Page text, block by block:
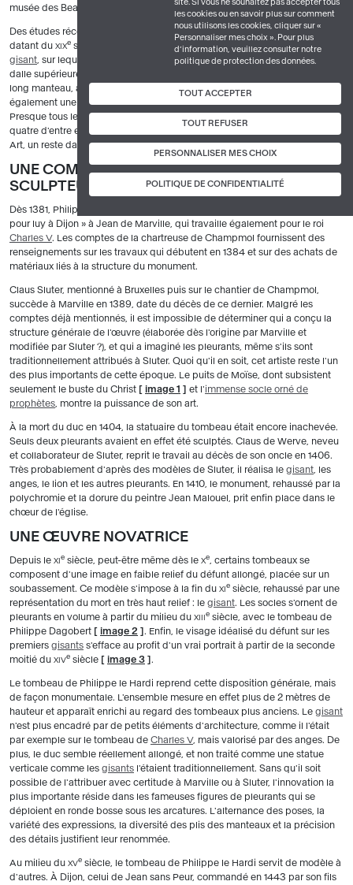
site. Si vous ne souhaitez pas accepter tous
les cookies ou en savoir plus sur comment
nous utilisons les cookies, cliquer sur «
Personnaliser mes choix ». Pour plus
d’information, veuillez consulter notre
politique de protection des données.
TOUT ACCEPTER
TOUT REFUSER
PERSONNALISER MES CHOIX
POLITIQUE DE CONFIDENTIALITÉ
musée des Beaux-Arts.
Des études récentes ont permis d'identifier les éléments des tombeaux
datant du XIXe siècle. Ainsi, pour celui de Philippe le Hardi, un nouveau
gisant , sur lequel ont été placées les mains anciennes, a pris place sur la
dalle supérieure : un peu plus grand que l'original, il n'est revêtu que d'un
long manteau, alors que des dessins anciens nous apprennent qu'il portait
également une armure. Les ailes des anges ont également été restituées.
Presque tous les pleurants ont réintégré leur place. Seuls sept manquent :
quatre d'entre eux appartiennent aux collections du Cleveland Museum of
Art, un reste dans une collection privée, et deux n'ont jamais été retrouvés.
UNE COMMANDE PASSÉE À TROIS
SCULPTEURS
Dès 1381, Philippe le Hardi passe commande d'une « sépulture d'albâtre
pour luy à Dijon » à Jean de Marville, qui travaille également pour le roi
Charles V. Les comptes de la chartreuse de Champmol fournissent des
renseignements sur les travaux qui débutent en 1384 et sur des achats de
matériaux liés à la structure du monument.
Claus Sluter, mentionné à Bruxelles puis sur le chantier de Champmol,
succède à Marville en 1389, date du décès de ce dernier. Malgré les
comptes déjà mentionnés, il est impossible de déterminer qui a conçu la
structure générale de l'œuvre (élaborée dès l'origine par Marville et
modifiée par Sluter ?), et qui a imaginé les pleurants, même s'ils sont
traditionnellement attribués à Sluter. Quoi qu'il en soit, cet artiste reste l'un
des plus importants de cette époque. Le puits de Moïse, dont subsistent
seulement le buste du Christ [ image 1 ] et l'immense socle orné de
prophètes , montre la puissance de son art.
À la mort du duc en 1404, la statuaire du tombeau était encore inachevée.
Seuls deux pleurants avaient en effet été sculptés. Claus de Werve, neveu
et collaborateur de Sluter, reprit le travail au décès de son oncle en 1406.
Très probablement d'après des modèles de Sluter, il réalisa le gisant , les
anges, le lion et les autres pleurants. En 1410, le monument, rehaussé par la
polychromie et la dorure du peintre Jean Malouel, prit enfin place dans le
chœur de l'église.
UNE ŒUVRE NOVATRICE
Depuis le XI e siècle, peut-être même dès le Xe , certains tombeaux se
composent d'une image en faible relief du défunt allongé, placée sur un
soubassement. Ce modèle s'impose à la fin du XI e siècle, rehaussé par une
représentation du mort en très haut relief : le gisant. Les socles s'ornent de
pleurants en volume à partir du milieu du XIII e siècle, avec le tombeau de
Philippe Dagobert [ image 2 ] . Enfin, le visage idéalisé du défunt sur les
premiers gisants s'efface au profit d'un vrai portrait à partir de la seconde
moitié du XIVe siècle [ image 3 ] .
Le tombeau de Philippe le Hardi reprend cette disposition générale, mais
de façon monumentale. L'ensemble mesure en effet plus de 2 mètres de
hauteur et apparaît enrichi au regard des tombeaux plus anciens. Le gisant
n'est plus encadré par de petits éléments d'architecture, comme il l'était
par exemple sur le tombeau de Charles V, mais valorisé par des anges. De
plus, le duc semble réellement allongé, et non traité comme une statue
verticale comme les gisants l'étaient traditionnellement. Sans qu'il soit
possible de l'attribuer avec certitude à Marville ou à Sluter, l'innovation la
plus importante réside dans les fameuses figures de pleurants qui se
déploient en ronde bosse sous les arcatures. L'alternance des poses, la
variété des expressions, la diversité des plis des manteaux et la précision
des détails justifient leur renommée.
Au milieu du XVe siècle, le tombeau de Philippe le Hardi servit de modèle à
d'autres. À Dijon, celui de Jean sans Peur, commandé en 1443 par son fils